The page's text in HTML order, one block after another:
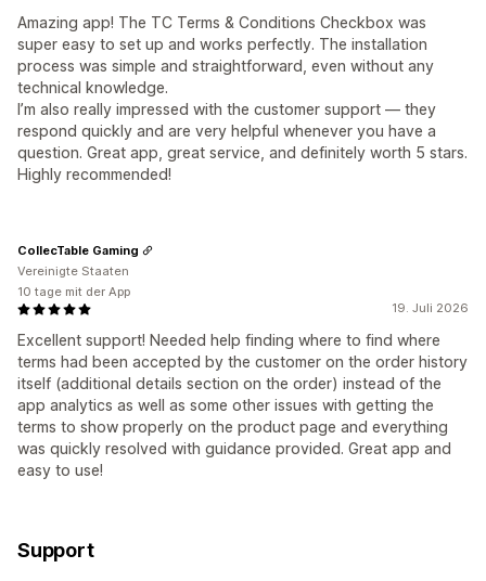
Amazing app! The TC Terms & Conditions Checkbox was
super easy to set up and works perfectly. The installation
process was simple and straightforward, even without any
technical knowledge.
I’m also really impressed with the customer support — they
respond quickly and are very helpful whenever you have a
question. Great app, great service, and definitely worth 5 stars.
Highly recommended!
19. Juli 2026
Excellent support! Needed help finding where to find where
terms had been accepted by the customer on the order history
itself (additional details section on the order) instead of the
app analytics as well as some other issues with getting the
terms to show properly on the product page and everything
was quickly resolved with guidance provided. Great app and
easy to use!
CollecTable Gaming
Vereinigte Staaten
10 tage mit der App
Support